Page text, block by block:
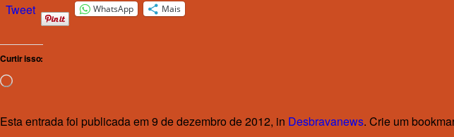
Tweet WhatsApp Mais
Curtir isso:
Carregando...
Esta entrada foi publicada em 9 de dezembro de 2012, in Desbravanews. Crie um